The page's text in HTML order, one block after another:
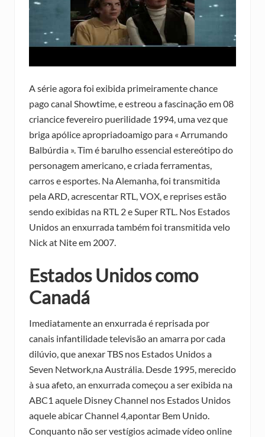
A série agora foi exibida primeiramente chance
pago canal Showtime, e estreou a fascinação em 08
criancice fevereiro puerilidade 1994, uma vez que
briga apólice apropriadoamigo para « Arrumando
Balbúrdia ». Tim é barulho essencial estereótipo do
personagem americano, e criada ferramentas,
carros e esportes. Na Alemanha, foi transmitida
pela ARD, acrescentar RTL, VOX, e reprises estão
sendo exibidas na RTL 2 e Super RTL. Nos Estados
Unidos an enxurrada também foi transmitida velo
Nick at Nite em 2007.
Estados Unidos como
Canadá
Imediatamente an enxurrada é reprisada por
canais infantilidade televisão an amarra por cada
dilúvio, que anexar TBS nos Estados Unidos a
Seven Network,na Austrália. Desde 1995, merecido
à sua afeto, an enxurrada começou a ser exibida na
ABC1 aquele Disney Channel nos Estados Unidos
aquele abicar Channel 4,apontar Bem Unido.
Conquanto não ser vestígios acimade vídeo online